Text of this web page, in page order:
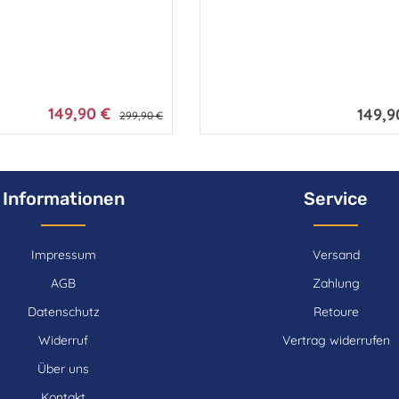
Verkaufspreis:
149,90 € Regulärer Preis:
299,90 €
Informationen
Impressum
AGB
Datenschutz
Widerruf
Über uns
Service
Versand
Zahlung
Retoure
Vertrag widerrufen